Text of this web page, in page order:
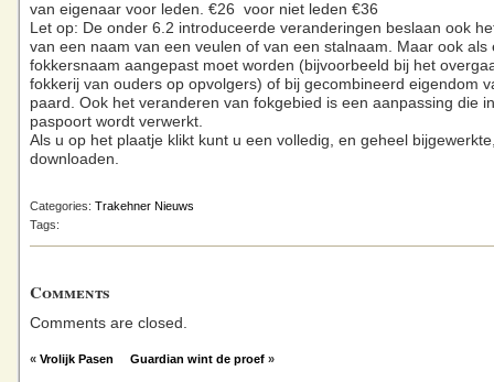
van eigenaar voor leden. €26 voor niet leden €36
Let op: De onder 6.2 introduceerde veranderingen beslaan ook
van een naam van een veulen of van een stalnaam. Maar ook als
fokkersnaam aangepast moet worden (bijvoorbeeld bij het
fokkerij van ouders op opvolgers) of bij gecombineerd eigendom
paard. Ook het veranderen van fokgebied is een aanpassing die
paspoort wordt verwerkt.
Als u op het plaatje klikt kunt u een volledig, en geheel
downloaden.
Categories: Trakehner Nieuws
Tags:
Comments
Comments are closed.
« Vrolijk Pasen Guardian wint de proef »